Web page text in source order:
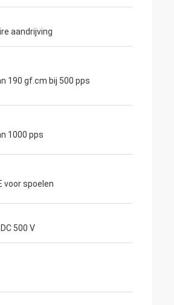
De verzending werd zeer snel ontvangen.
te verpakken. Bedrijfrep was hartelijk en
vriendelijk. A plus classificatie!
aandrijving
190 gf.cm bij 500 pps
1000 pps
voor spoelen
500 V